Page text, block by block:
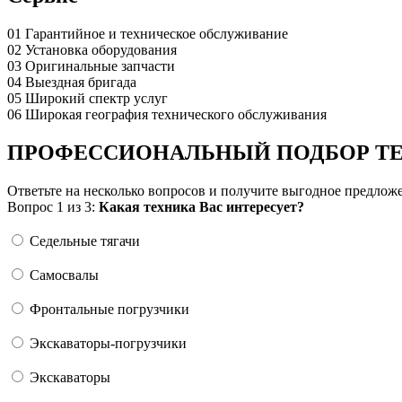
01 Гарантийное и техническое обслуживание
02 Установка оборудования
03 Оригинальные запчасти
04 Выездная бригада
05 Широкий спектр услуг
06 Широкая география технического обслуживания
ПРОФЕССИОНАЛЬНЫЙ ПОДБОР
Ответьте на несколько вопросов и получите выгодное
Вопрос 1 из 3: Какая техника Вас интересует?
Седельные тягачи
Самосвалы
Фронтальные погрузчики
Экскаваторы-погрузчики
Экскаваторы